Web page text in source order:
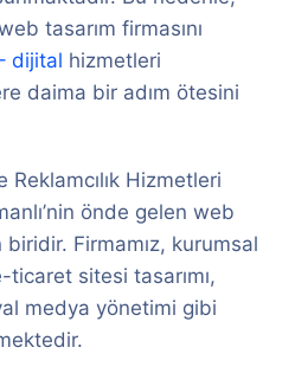
tasarım firmasını
dijital hizmetleri
daima bir adım ötesini
Hizmetleri
önde gelen web
biridir. Firmamız, kurumsal
ticaret sitesi tasarımı,
medya yönetimi gibi